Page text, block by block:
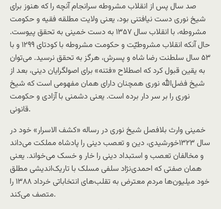
صد سال پس از انقلاب مشروطه سرانجام آنچه را که هنوز برای
شیخ نوری دست نیافتنی بود، یعنی ولایت مطلقه فقیه و حکومت
مشروطه، با انقلاب سال ۱۳۵۷ به دست خمینی به تحقق پیوست.
حال آنکه انقلاب مشروطیّت و حکومت مشروطه با کودتای ۱۲۹۹ و با
۵۳ سال سلطنت رضا شاه و پسرش، هرگز به تحقق نرسید. می‌توان
به یقین قبول کرد که اصطلاح «فتنه» برای اصولگرایان دینی، بعد از
شیخ فضل‌الله نوری همچنان دارای‌‌ همان مفهومی است که شیخ
نوری را بر سر دار برده است. یعنی دشمنی با آزادی و حکومت
قانونی.
خمینی وارث بلافصل شیخ نوری در رساله «کشف الاسرار» خود در
سال ۱۳۲۳خورشیدی، دین و تعصب دینی را پادشاه مملکت می‌داند
و مخالفان تعصب و استبداد دینی را خار و خسک می‌خواند. یعنی‌‌
همان صفتی که احمدی‌نژاد سلفی مسلک با تاریک‌اندیشی مطلق
خود میلیون‌ها مردم معترض به تقلب‌های انتخاباتی خرداد ۱۳۸۸ را
متصف می‌کند.